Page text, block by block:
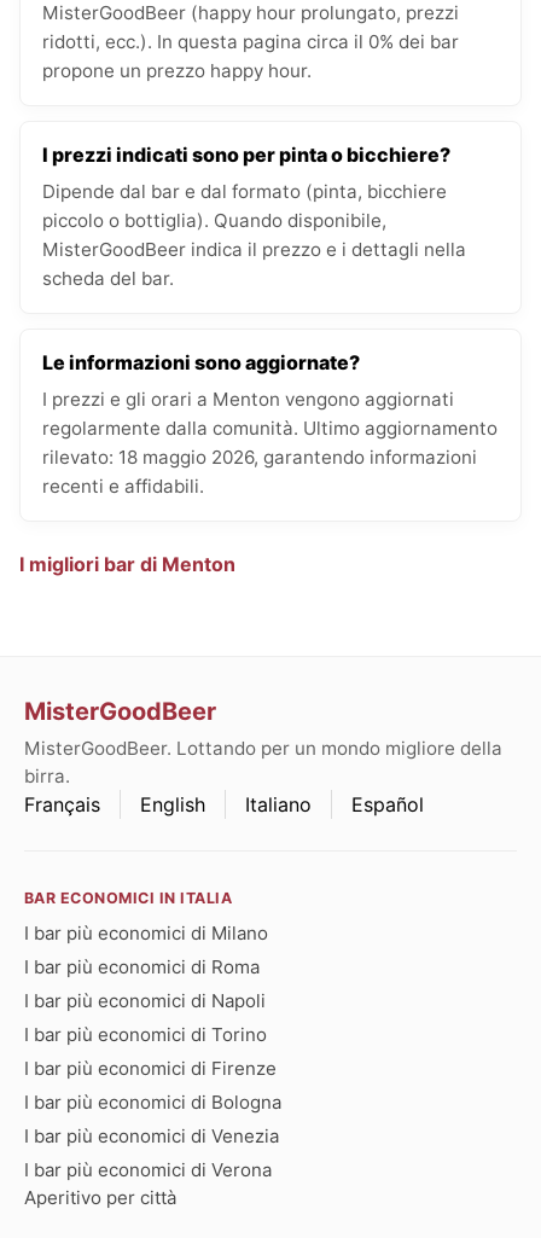
MisterGoodBeer (happy hour prolungato, prezzi
ridotti, ecc.). In questa pagina circa il 0% dei bar
propone un prezzo happy hour.
I prezzi indicati sono per pinta o bicchiere?
Dipende dal bar e dal formato (pinta, bicchiere
piccolo o bottiglia). Quando disponibile,
MisterGoodBeer indica il prezzo e i dettagli nella
scheda del bar.
Le informazioni sono aggiornate?
I prezzi e gli orari a Menton vengono aggiornati
regolarmente dalla comunità. Ultimo aggiornamento
rilevato: 18 maggio 2026, garantendo informazioni
recenti e affidabili.
I migliori bar di Menton
MisterGoodBeer
MisterGoodBeer. Lottando per un mondo migliore della
birra.
Français English Italiano Español
BAR ECONOMICI IN ITALIA
I bar più economici di Milano
I bar più economici di Roma
I bar più economici di Napoli
I bar più economici di Torino
I bar più economici di Firenze
I bar più economici di Bologna
I bar più economici di Venezia
I bar più economici di Verona
Aperitivo per città